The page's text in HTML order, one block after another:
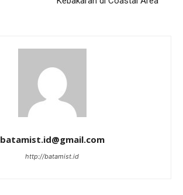
batamist.id@gmail.com
http://batamist.id